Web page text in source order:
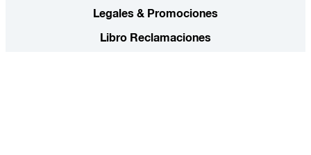
Legales & Promociones
Libro Reclamaciones